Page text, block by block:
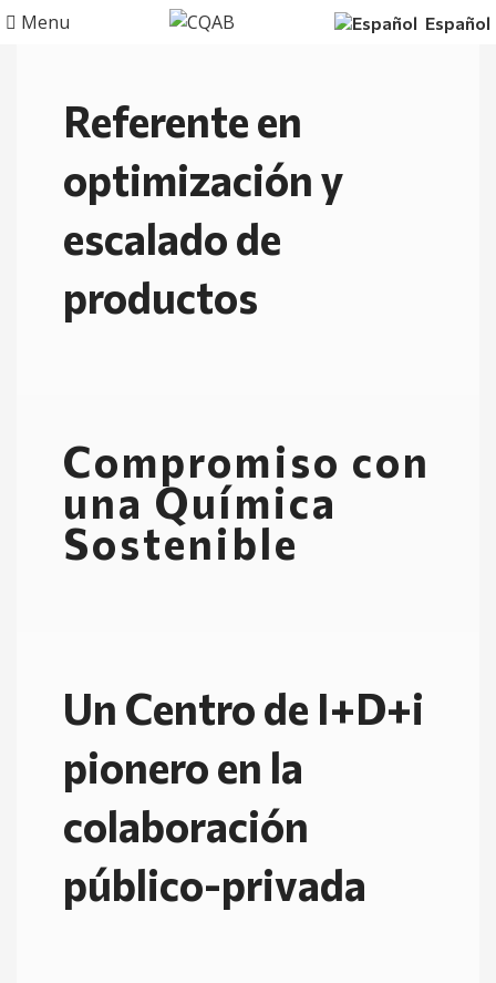
Menu Español
Referente en
optimización y
escalado de
productos
Compromiso con
una Química
Sostenible
Un Centro de I+D+i
pionero en la
colaboración
público-privada​